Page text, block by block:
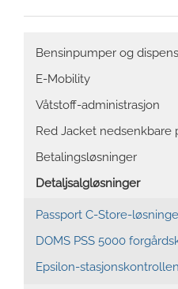
Main
navigation
Bensinpumper og
E-Mobility
Våtstoff-administrasjon
Red Jacket
Betalingsløsninger
Detaljsalgløsninger
Passport C-Store-
DOMS PSS 5000
Epsilon-